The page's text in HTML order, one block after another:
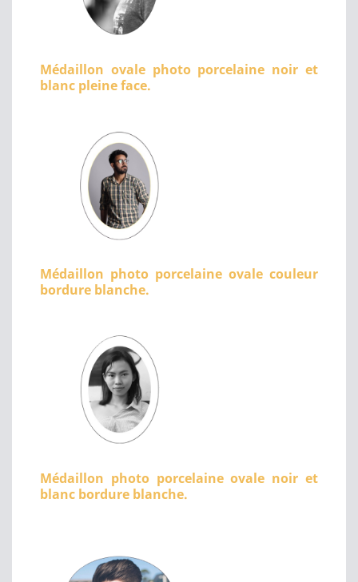
Médaillon ovale photo porcelaine noir et
blanc pleine face.
Médaillon photo porcelaine ovale couleur
bordure blanche.
Médaillon photo porcelaine ovale noir et
blanc bordure blanche.